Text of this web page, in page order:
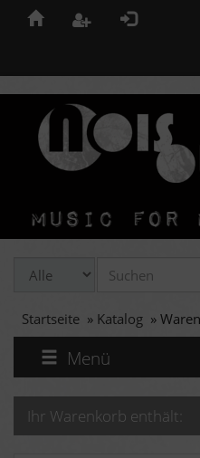
Startseite » Katalog »
Menü
Ihr Warenkorb enthält: